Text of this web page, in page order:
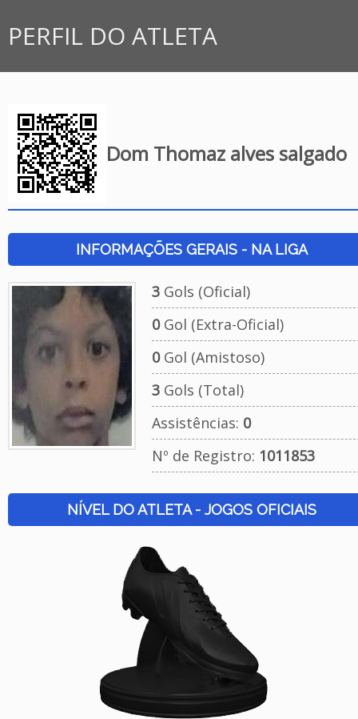
PERFIL DO ATLETA
Dom Thomaz alves salgado
INFORMAÇÕES GERAIS - NA LIGA
3Gols (Oficial)
0Gol (Extra-Oficial)
0Gol (Amistoso)
3Gols (Total)
Assistências: 0
Nº de Registro: 1011853
NÍVEL DO ATLETA - JOGOS OFICIAIS